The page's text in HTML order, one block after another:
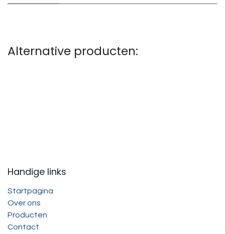
Alternative producten:
Handige links
Startpagina
Over ons
Producten
Contact